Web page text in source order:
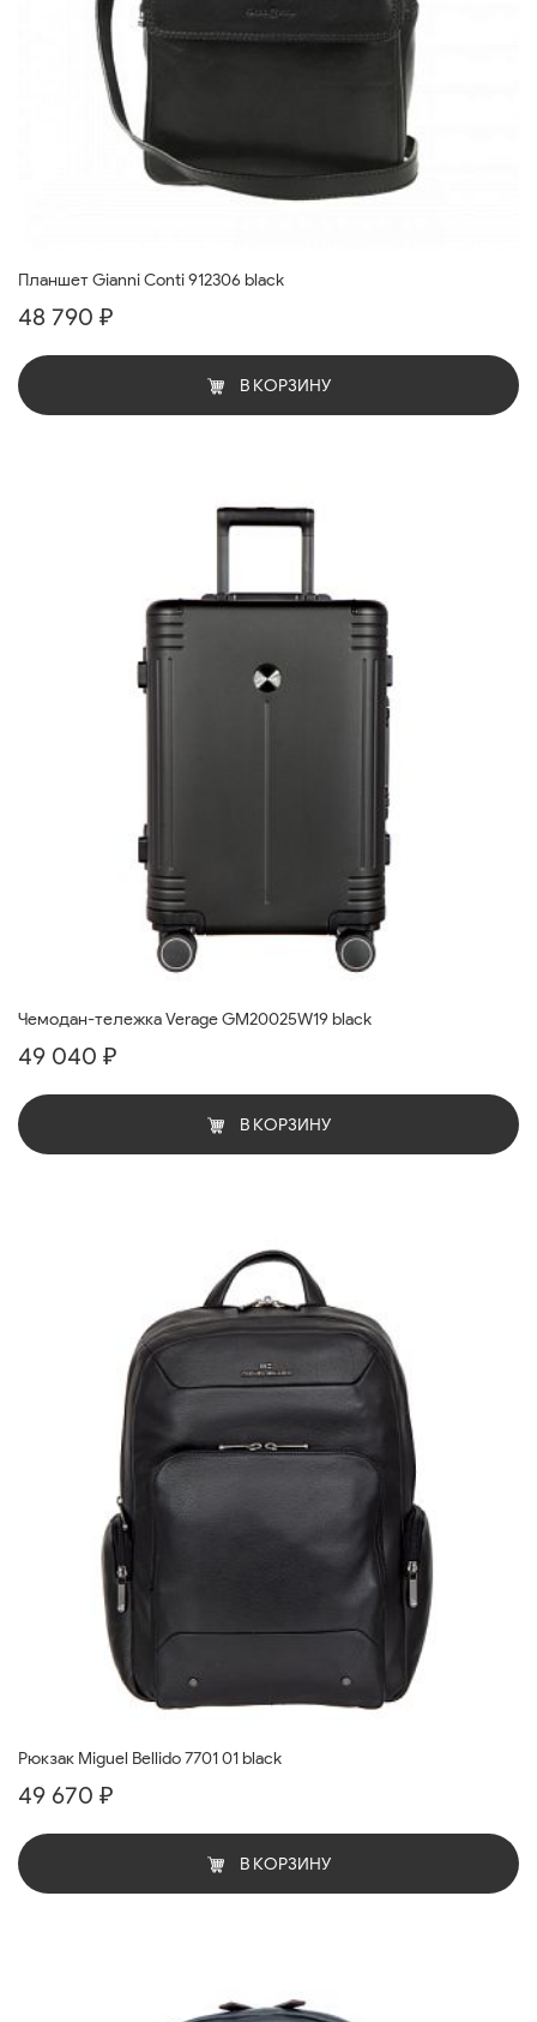
Планшет Gianni Conti 912306 black
48 790 ₽
В КОРЗИНУ
Чемодан-тележка Verage GM20025W19 black
49 040 ₽
В КОРЗИНУ
Рюкзак Miguel Bellido 7701 01 black
49 670 ₽
В КОРЗИНУ